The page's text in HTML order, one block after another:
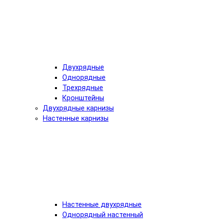
Двухрядные
Однорядные
Трехрядные
Кронштейны
Двухрядные карнизы
Настенные карнизы
Настенные двухрядные
Однорядный настенный